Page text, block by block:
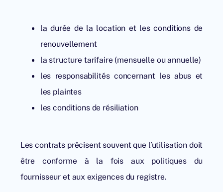
la durée de la location et les conditions de
renouvellement
la structure tarifaire (mensuelle ou annuelle)
les responsabilités concernant les abus et
les plaintes
les conditions de résiliation
Les contrats précisent souvent que l’utilisation doit
être conforme à la fois aux politiques du
fournisseur et aux exigences du registre.